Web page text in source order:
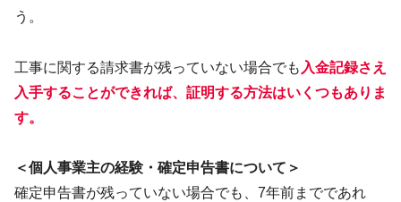
う。
工事に関する請求書が残っていない場合でも 入金記録さえ
入手することができれば、証明する方法はいくつもありま
す。
＜個人事業主の経験・確定申告書について＞
確定申告書が残っていない場合でも、7年前までであれ